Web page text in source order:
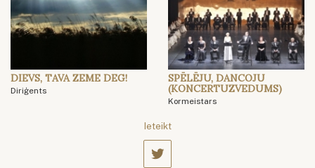
DIEVS, TAVA ZEME DEG!
Diriģents
SPĒLĒJU, DANCOJU
(KONCERTUZVEDUMS)
Kormeistars
Ieteikt